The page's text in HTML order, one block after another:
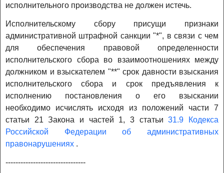
исполнительного производства не должен истечь.
Исполнительскому сбору присущи признаки
административной штрафной санкции "*", в связи с чем
для обеспечения правовой определенности
исполнительского сбора во взаимоотношениях между
должником и взыскателем "**" срок давности взыскания
исполнительского сбора и срок предъявления к
исполнению постановления о его взыскании
необходимо исчислять исходя из положений части 7
статьи 21 Закона и частей 1, 3 статьи31.9 Кодекса
Российской Федерации об административных
правонарушениях .
--------------------------------